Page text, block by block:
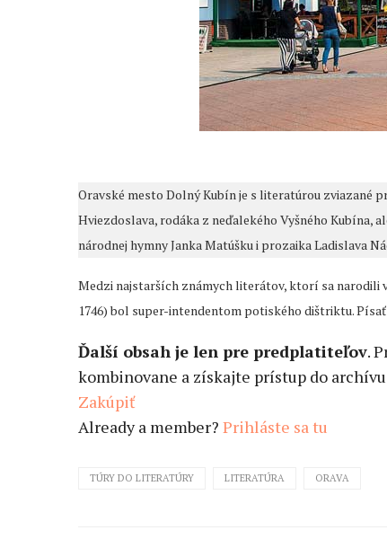
Oravské mesto Dolný Kubín je s literatúrou zviazané
Hviezdoslava, rodáka z neďalekého Vyšného Kubína,
národnej hymny Janka Matúšku i prozaika Ladislava
Medzi najstarších známych literátov, ktorí sa narodili
1746) bol super-intendentom potiského dištriktu.
Ďalší obsah je len pre predplatiteľov.
kombinovane a získajte prístup do
Zakúpiť
Already a member? Prihláste sa tu
TÚRY DO LITERATÚRY LITERATÚRA ORAVA